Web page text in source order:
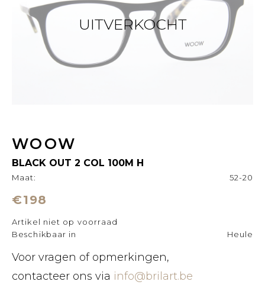
UITVERKOCHT
WOOW
BLACK OUT 2 COL 100M H
Maat: 52-20
€198
Artikel niet op voorraad
Beschikbaar in
Heule
Voor vragen of opmerkingen,
contacteer ons via info@brilart.be